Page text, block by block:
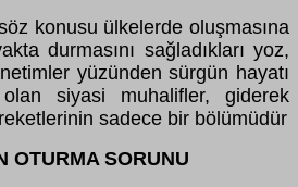
öz konusu ü lkelerde oluşmasına
durmasını sağladıkları yoz,
netimler yüzünden sürgün hayatı
siyasi muhalifler, giderek
sadece bir bö ümüdür
OTURMA SORUNU